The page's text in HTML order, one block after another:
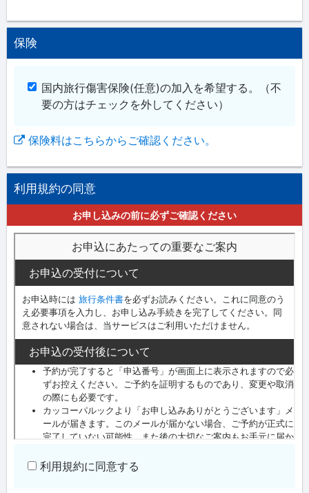
保険
国内旅行傷害保険(任意)の加入を希望する。
（不
要の方はチェックを外してください）
保険料はこちらからご確認ください。
利用規約の同意
お申し込みの前に必ずご確認ください
利用規約に同意する